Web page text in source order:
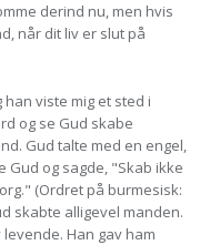
derind nu, men hvis
når dit liv er slut på
viste mig et sted i
og se Gud skabe
Gud talte med en engel,
Gud og sagde, "Skab ikke
(Ordret på burmesisk:
skabte alligevel manden.
Han gav ham